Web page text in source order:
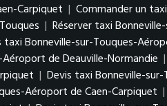
Carpiquet | Commander un
| Réserver taxi
taxi Bonneville-sur-Touques-
de Deauville-Normandie |
| Devis taxi Bonneville-
Aéroport de Caen-Carpiquet |